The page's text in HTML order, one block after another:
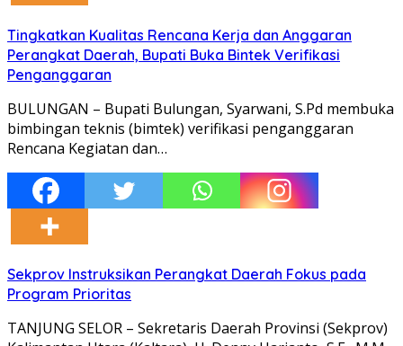
Tingkatkan Kualitas Rencana Kerja dan Anggaran
Perangkat Daerah, Bupati Buka Bintek Verifikasi
Penganggaran
BULUNGAN – Bupati Bulungan, Syarwani, S.Pd membuka
bimbingan teknis (bimtek) verifikasi penganggaran
Rencana Kegiatan dan…
Sekprov Instruksikan Perangkat Daerah Fokus pada
Program Prioritas
TANJUNG SELOR – Sekretaris Daerah Provinsi (Sekprov)